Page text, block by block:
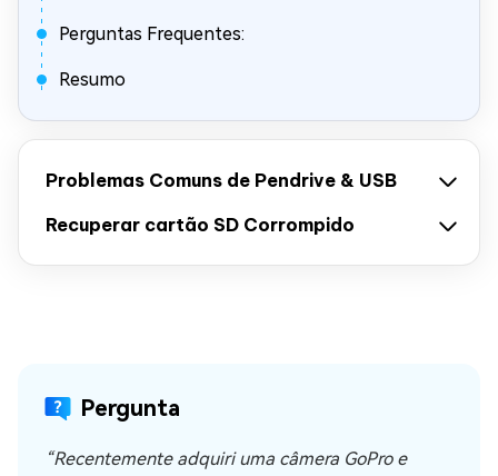
Perguntas Frequentes:
Resumo
Problemas Comuns de Pendrive & USB
Recuperar cartão SD Corrompido
Pergunta
“Recentemente adquiri uma câmera GoPro e